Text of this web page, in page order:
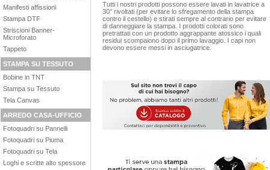
Manifesti affissioni
Stampa DTF
Striscioni Banner-
Microforato
Tappeto
STAMPA SU TESSUTO
Bobine in TNT
Stampa su Tessuto
Tela Canvas
ARREDO CASA-UFFICIO
Fotoquadri su Pannelli
Fotoquadri su Piuma
Fotoquadri su Tela
Loghi e scritte alto spessore
Tutti i nostri prodotti possono essere lavati in lavatrice a
30° rivoltati (per evitare lo sfregamento della stampa
contro il cestello) e stirati sempre al contrario per evitare
di danneggiare la stampa. I prodotti colorati sono
pretrattati con un prodotto aggrappante atossico i quali
residui scompaiono dopo il primo lavaggio. I capi non
devono essere messi in asciugatrice.